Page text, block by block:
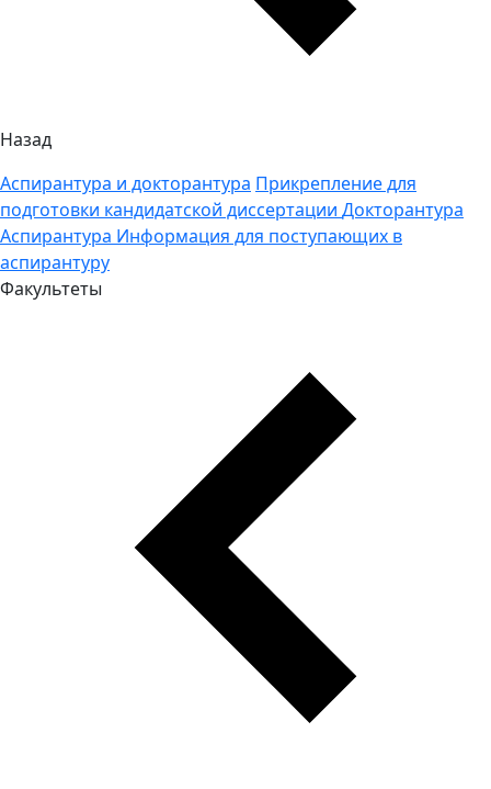
Назад
Аспирантура и докторантура Прикрепление для
подготовки кандидатской диссертации Докторантура
Аспирантура Информация для поступающих в
аспирантуру
Факультеты